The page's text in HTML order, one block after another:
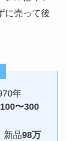
に売って後
年
100〜300
新品98万